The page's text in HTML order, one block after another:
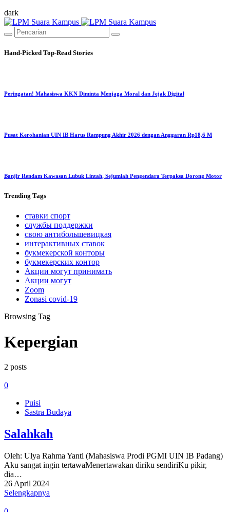
dark
Hand-Picked Top-Read Stories
Peringatan! Mahasiswa KKN Diminta Menjaga Moral dan Jejak Digital
Pusat Kerohanian UIN IB Harus Rampung Akhir 2026 dengan Anggaran Rp18,6 M
Banjir Rendam Kawasan Lubuk Lintah, Sejumlah Pengendara Terpaksa Dorong Motor
Trending Tags
ставки спорт
службы поддержки
свою антибольшевицкая
интерактивных ставок
букмекерской конторы
букмекерских контор
Акции могут принимать
Акции могут
Zoom
Zonasi covid-19
Browsing Tag
Kepergian
2 posts
0
Puisi
Sastra Budaya
Salahkah
Oleh: Ulya Rahma Yanti (Mahasiswa Prodi PGMI UIN IB Padang)
Aku sangat ingin tertawaMenertawakan diriku sendiriKu pikir,
dia…
26 April 2024
Selengkapnya